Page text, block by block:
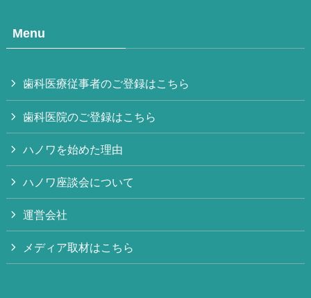
Menu
歯科医療従事者のご登録はこちら
歯科医院のご登録はこちら
ハノワを始めた理由
ハノワ座談会について
運営会社
メディア取材はこちら